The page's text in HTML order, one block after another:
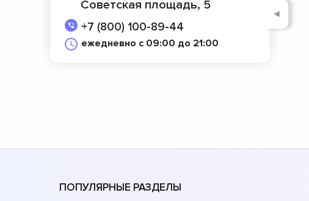
Советская площадь, 5
+7 (800) 100-89-44
ежедневно с 09:00 до 21:00
◄
ПОПУЛЯРНЫЕ РАЗДЕЛЫ